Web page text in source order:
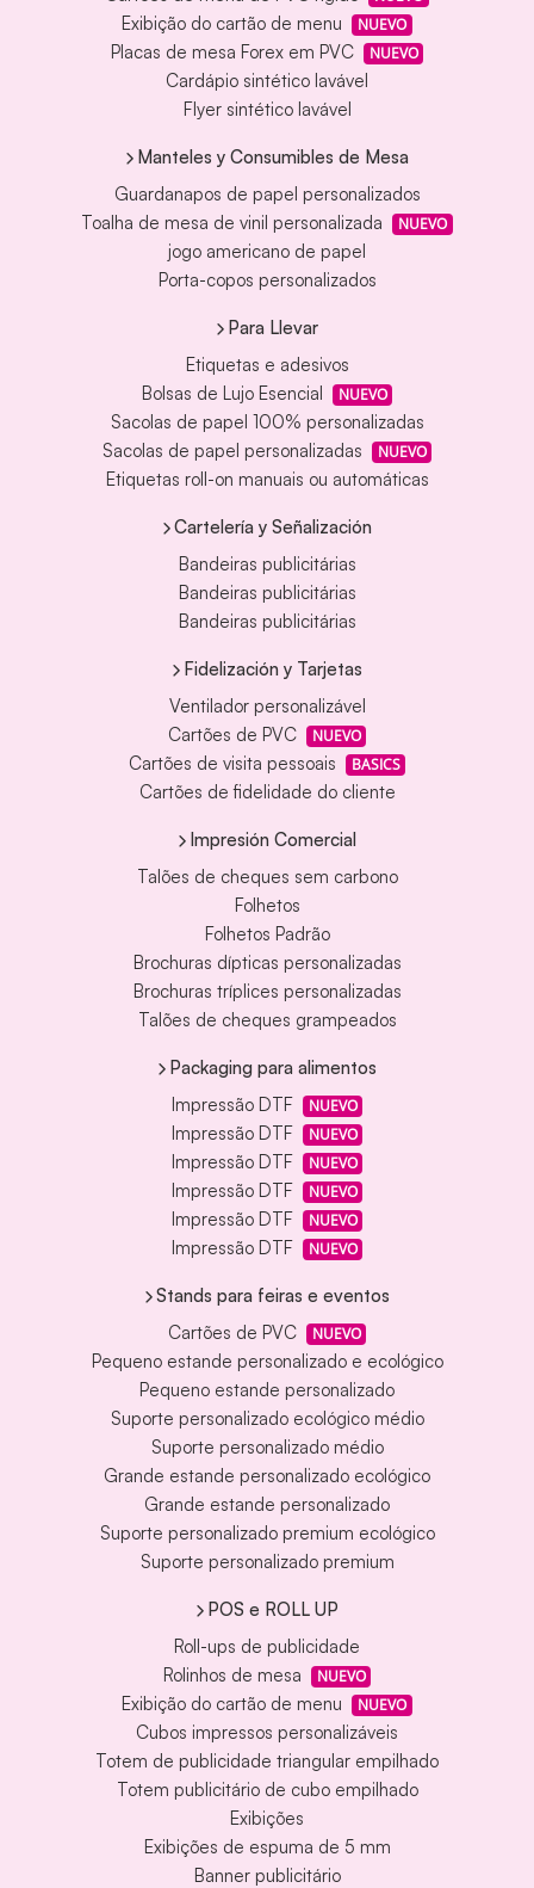
Exibição do cartão de menu NUEVO
Placas de mesa Forex em PVC NUEVO
Cardápio sintético lavável
Flyer sintético lavável
Manteles y Consumibles de Mesa
Guardanapos de papel personalizados
Toalha de mesa de vinil personalizada
NUEVO
jogo americano de papel
Porta-copos personalizados
Para Llevar
Etiquetas e adesivos
Bolsas de Lujo Esencial
NUEVO
Sacolas de papel 100% personalizadas
Sacolas de papel personalizadas
NUEVO
Etiquetas roll-on manuais ou automáticas
Cartelería y Señalización
Bandeiras publicitárias
Bandeiras publicitárias
Bandeiras publicitárias
Fidelización y Tarjetas
Ventilador personalizável
Cartões de PVC
NUEVO
Cartões de visita pessoais BASICS
Cartões de fidelidade do cliente
Impresión Comercial
Talões de cheques sem carbono
Folhetos
Folhetos Padrão
Brochuras dípticas personalizadas
Brochuras tríplices personalizadas
Talões de cheques grampeados
Packaging para alimentos
Impressão DTF
NUEVO
Impressão DTF NUEVO
Impressão DTF NUEVO
Impressão DTF NUEVO
Impressão DTF NUEVO
Impressão DTF NUEVO
Stands para feiras e eventos
Cartões de PVC
NUEVO
Pequeno estande personalizado e ecológico
Pequeno estande personalizado
Suporte personalizado ecológico médio
Suporte personalizado médio
Grande estande personalizado ecológico
Grande estande personalizado
Suporte personalizado premium ecológico
Suporte personalizado premium
POS e ROLL UP
Roll-ups de publicidade
Rolinhos de mesa
NUEVO
Exibição do cartão de menu NUEVO
Cubos impressos personalizáveis
Totem de publicidade triangular empilhado
Totem publicitário de cubo empilhado
Exibições
Exibições de espuma de 5 mm
Banner publicitário